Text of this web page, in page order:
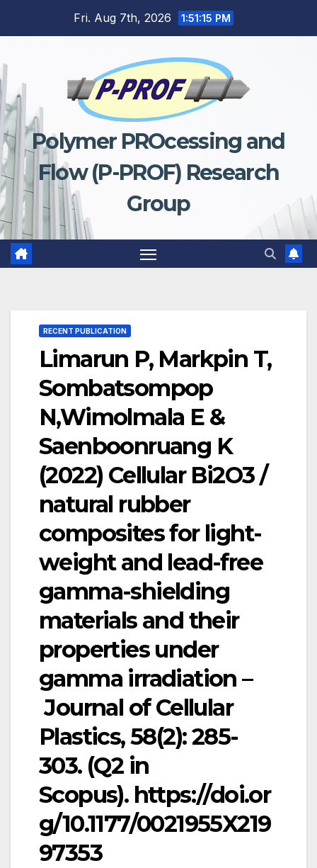
Fri. Aug 7th, 2026 1:51:15 PM
Polymer PROcessing and
Flow (P-PROF) Research
Group
RECENT PUBLICATION
Limarun P, Markpin T,
Sombatsompop
N,Wimolmala E &
Saenboonruang K
(2022) Cellular Bi2O3 /
natural rubber
composites for light-
weight and lead-free
gamma-shielding
materials and their
properties under
gamma irradiation –
Journal of Cellular
Plastics, 58(2): 285-
303. (Q2 in
Scopus). https://doi.or
g/10.1177/0021955X219
97353